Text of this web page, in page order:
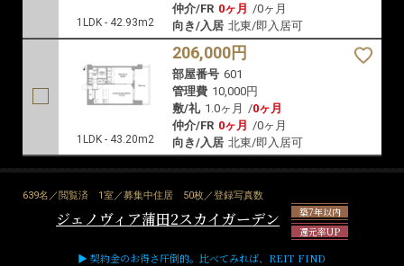
1LDK - 42.93m2
仲介/FR 0ヶ月 /0ヶ月
向き/入居 北東/即入居可
1LDK - 43.20m2
206,000円
部屋番号 601
管理費 10,000円
敷/礼 1.0ヶ月 /0ヶ月
仲介/FR 0ヶ月 /0ヶ月
向き/入居 北東/即入居可
639名／閲覧済 1室／募集中住居 50枚／登録写真数
ジェノヴィア蒲田2スカイガーデン
築7年以内
還元率UP
▶ 契約金のお得さ圧倒的。比べてみれば、REIT FIND